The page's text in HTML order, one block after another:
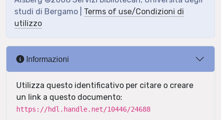
studi di Bergamo | Terms of use/Condizioni di
utilizzo
Informazioni
Utilizza questo identificativo per citare o creare
un link a questo documento:
https://hdl.handle.net/10446/24688